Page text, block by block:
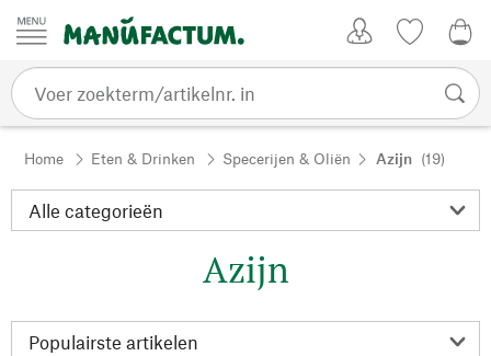
Passer au contenu
Home Eten & Drinken Specerijen & Oliën Azijn (19)
Azijn